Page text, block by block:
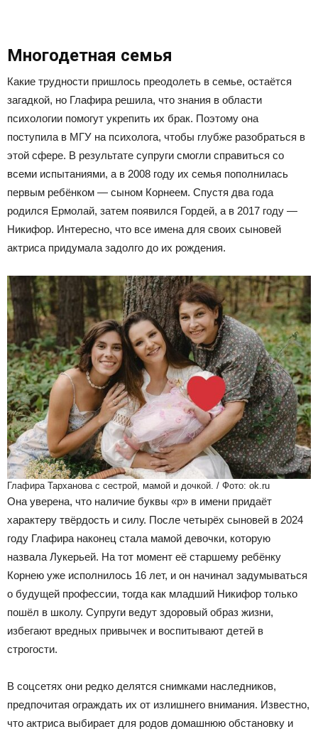
Многодетная семья
Какие трудности пришлось преодолеть в семье, остаётся
загадкой, но Глафира решила, что знания в области
психологии помогут укрепить их брак. Поэтому она
поступила в МГУ на психолога, чтобы глубже разобраться в
этой сфере. В результате супруги смогли справиться со
всеми испытаниями, а в 2008 году их семья пополнилась
первым ребёнком — сыном Корнеем. Спустя два года
родился Ермолай, затем появился Гордей, а в 2017 году —
Никифор. Интересно, что все имена для своих сыновей
актриса придумала задолго до их рождения.
Глафира Тарханова с сестрой, мамой и дочкой. / Фото: ok.ru
Она уверена, что наличие буквы «р» в имени придаёт
характеру твёрдость и силу. После четырёх сыновей в 2024
году Глафира наконец стала мамой девочки, которую
назвала Лукерьей. На тот момент её старшему ребёнку
Корнею уже исполнилось 16 лет, и он начинал задумываться
о будущей профессии, тогда как младший Никифор только
пошёл в школу. Супруги ведут здоровый образ жизни,
избегают вредных привычек и воспитывают детей в
строгости.
В соцсетях они редко делятся снимками наследников,
предпочитая ограждать их от излишнего внимания. Известно,
что актриса выбирает для родов домашнюю обстановку и